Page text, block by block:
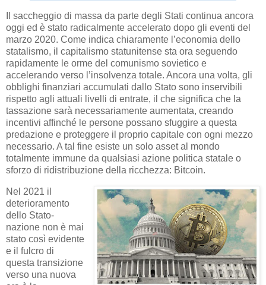
Il saccheggio di massa da parte degli Stati continua ancora
oggi ed è stato radicalmente accelerato dopo gli eventi del
marzo 2020. Come indica chiaramente l’economia dello
statalismo, il capitalismo statunitense sta ora seguendo
rapidamente le orme del comunismo sovietico e
accelerando verso l’insolvenza totale. Ancora una volta, gli
obblighi finanziari accumulati dallo Stato sono inservibili
rispetto agli attuali livelli di entrate, il che significa che la
tassazione sarà necessariamente aumentata, creando
incentivi affinché le persone possano sfuggire a questa
predazione e proteggere il proprio capitale con ogni mezzo
necessario. A tal fine esiste un solo asset al mondo
totalmente immune da qualsiasi azione politica statale o
sforzo di ridistribuzione della ricchezza: Bitcoin.
Nel 2021 il
deterioramento
dello Stato-
nazione non è mai
stato così evidente
e il fulcro di
questa transizione
verso una nuova